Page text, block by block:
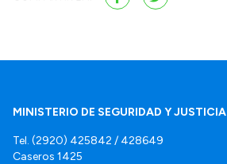
MINISTERIO DE SEGURIDAD Y JUSTICIA
Tel. (2920) 425842 / 428649
Caseros 1425